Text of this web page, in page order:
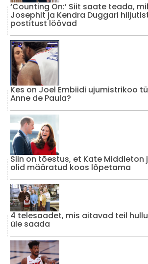
‘Counting On:’ Siit saate teada,
Josephit ja Kendra Duggari
postitust löövad
Kes on Joel Embiidi ujumistrikoo
Anne de Paula?
Siin on tõestus, et Kate Middleton
olid määratud koos lõpetama
4 telesaadet, mis aitavad teil
üle saada